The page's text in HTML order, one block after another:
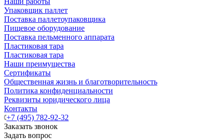
Упаковщик паллет
Поставка паллетоупаковщика
Пищевое оборудование
Поставка пельменного аппарата
Пластиковая тара
Пластиковая тара
Наши преимущества
Сертификаты
Общественная жизнь и благотворительность
Политика конфиденциальности
Реквизиты юридического лица
Контакты
+7 (495) 782-92-32
Заказать звонок
Задать вопрос